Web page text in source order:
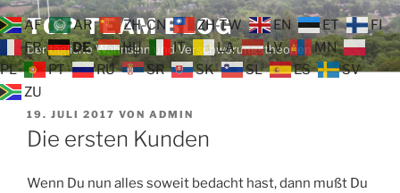
Zum
Inhalt
springen
TOP TEAM BLOG
Der tägliche Wahnsinn und Verschwörungstheorien
VERÖFFENTLICHT
AM
19. JULI 2017 VON ADMIN
Die ersten Kunden
Wenn Du nun alles soweit bedacht hast, dann mußt Du
AF AR ZH-CN ZH-TW EN ET
FI
FR
DE HU IT LA LV
MN
PL
PT RU SR SK SL ES
SV
ZU